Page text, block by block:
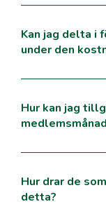
Kan jag delta i
under den
Hur kan jag
Hur drar de
detta?